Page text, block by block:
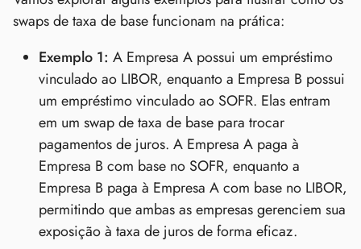
swaps de taxa de base funcionam na prática:
Exemplo 1: A Empresa A possui um empréstimo
vinculado ao LIBOR, enquanto a Empresa B possui
um empréstimo vinculado ao SOFR. Elas entram
em um swap de taxa de base para trocar
pagamentos de juros. A Empresa A paga à
Empresa B com base no SOFR, enquanto a
Empresa B paga à Empresa A com base no LIBOR,
permitindo que ambas as empresas gerenciem sua
exposição à taxa de juros de forma eficaz.